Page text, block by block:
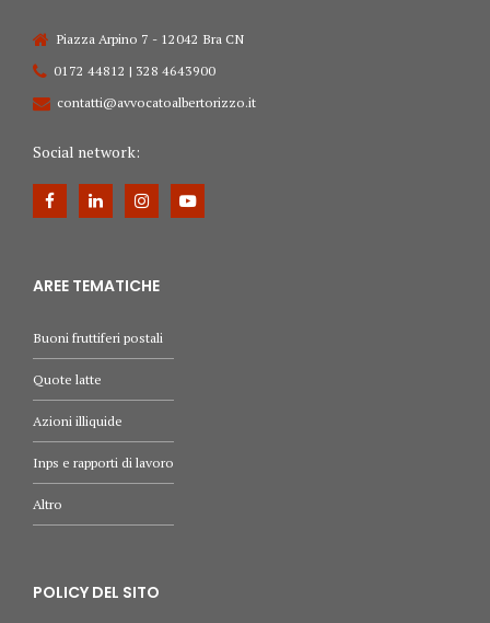
Piazza Arpino 7 - 12042 Bra CN
0172 44812 | 328 4643900
contatti@avvocatoalbertorizzo.it
Social network:
AREE TEMATICHE
Buoni fruttiferi postali
Quote latte
Azioni illiquide
Inps e rapporti di lavoro
Altro
POLICY DEL SITO